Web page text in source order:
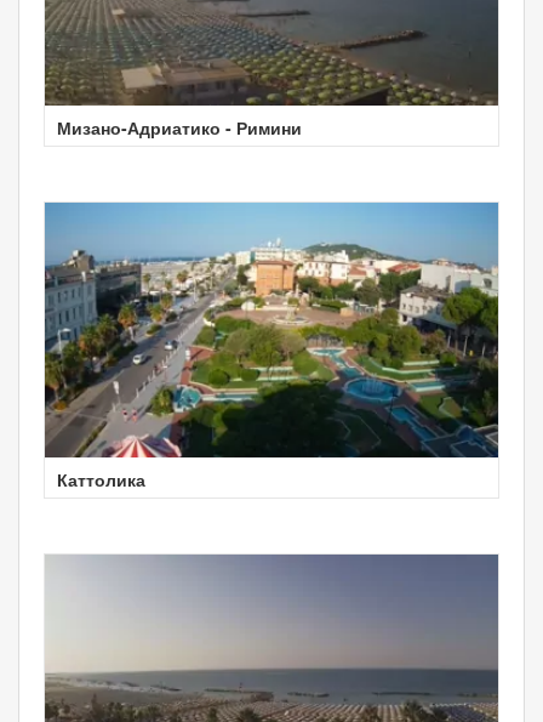
Мизано-Адриатико - Римини
Каттолика